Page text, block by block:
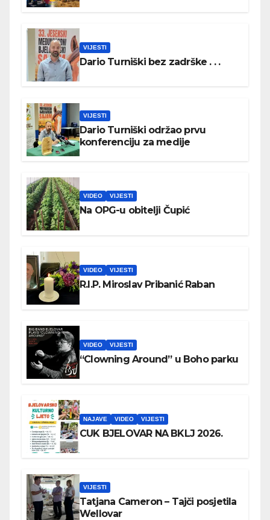
VIJESTI
Dario Turniški bez zadrške . . .
VIJESTI
Dario Turniški održao prvu
konferenciju za medije
VIDEO VIJESTI
Na OPG-u obitelji Čupić
VIDEO VIJESTI
R.I.P. Miroslav Pribanić Raban
VIDEO VIJESTI
“Clowning Around” u Boho parku
NAJAVE VIDEO VIJESTI
CUK BJELOVAR NA BKLJ 2026.
VIJESTI
Tatjana Cameron – Tajči posjetila
Wellovar